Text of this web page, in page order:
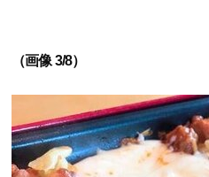
（画像 3/8）